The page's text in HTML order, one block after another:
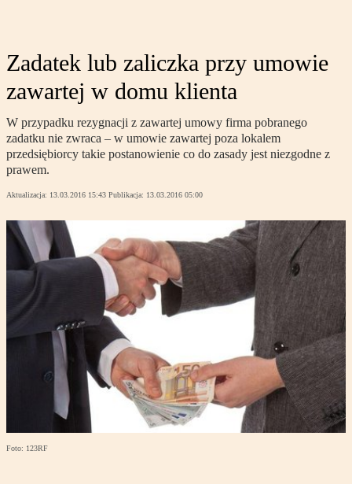
Zadatek lub zaliczka przy umowie
zawartej w domu klienta
W przypadku rezygnacji z zawartej umowy firma pobranego
zadatku nie zwraca – w umowie zawartej poza lokalem
przedsiębiorcy takie postanowienie co do zasady jest niezgodne z
prawem.
Aktualizacja: 13.03.2016 15:43 Publikacja: 13.03.2016 05:00
Foto: 123RF